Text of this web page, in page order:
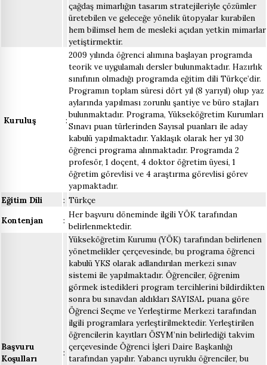
çağdaş mimarlığın tasarım stratejileriyle çözümler
üretebilen ve geleceğe yönelik ütopyalar kurabilen
hem bilimsel hem de mesleki açıdan yetkin mimarlar
yetiştirmektir.
Kuruluş :
2009 yılında öğrenci alımına başlayan programda
teorik ve uygulamalı dersler bulunmaktadır. Hazırlık
sınıfının olmadığı programda eğitim dili Türkçe’dir.
Programın toplam süresi dört yıl (8 yarıyıl) olup yaz
aylarında yapılması zorunlu şantiye ve büro stajları
bulunmaktadır. Programa, Yükseköğretim Kurumları
Sınavı puan türlerinden Sayısal puanları ile aday
kabulü yapılmaktadır. Yaklaşık olarak her yıl 30
öğrenci programa alınmaktadır. Programda 2
profesör, 1 doçent, 4 doktor öğretim üyesi, 1
öğretim görevlisi ve 4 araştırma görevlisi görev
yapmaktadır.
Eğitim Dili
: Türkçe
Kontenjan
:
Her başvuru döneminde ilgili YÖK tarafından
belirlenmektedir.
Başvuru
Koşulları
:
Yükseköğretim Kurumu (YÖK) tarafından belirlenen
yönetmelikler çerçevesinde, bu programa öğrenci
kabulü YKS olarak adlandırılan merkezi sınav
sistemi ile yapılmaktadır. Öğrenciler, öğrenim
görmek istedikleri program tercihlerini bildirdikten
sonra bu sınavdan aldıkları SAYISAL puana göre
Öğrenci Seçme ve Yerleştirme Merkezi tarafından
ilgili programlara yerleştirilmektedir. Yerleştirilen
öğrencilerin kayıtları ÖSYM’nin belirlediği takvim
çerçevesinde Öğrenci İşleri Daire Başkanlığı
tarafından yapılır. Yabancı uyruklu öğrenciler, bu